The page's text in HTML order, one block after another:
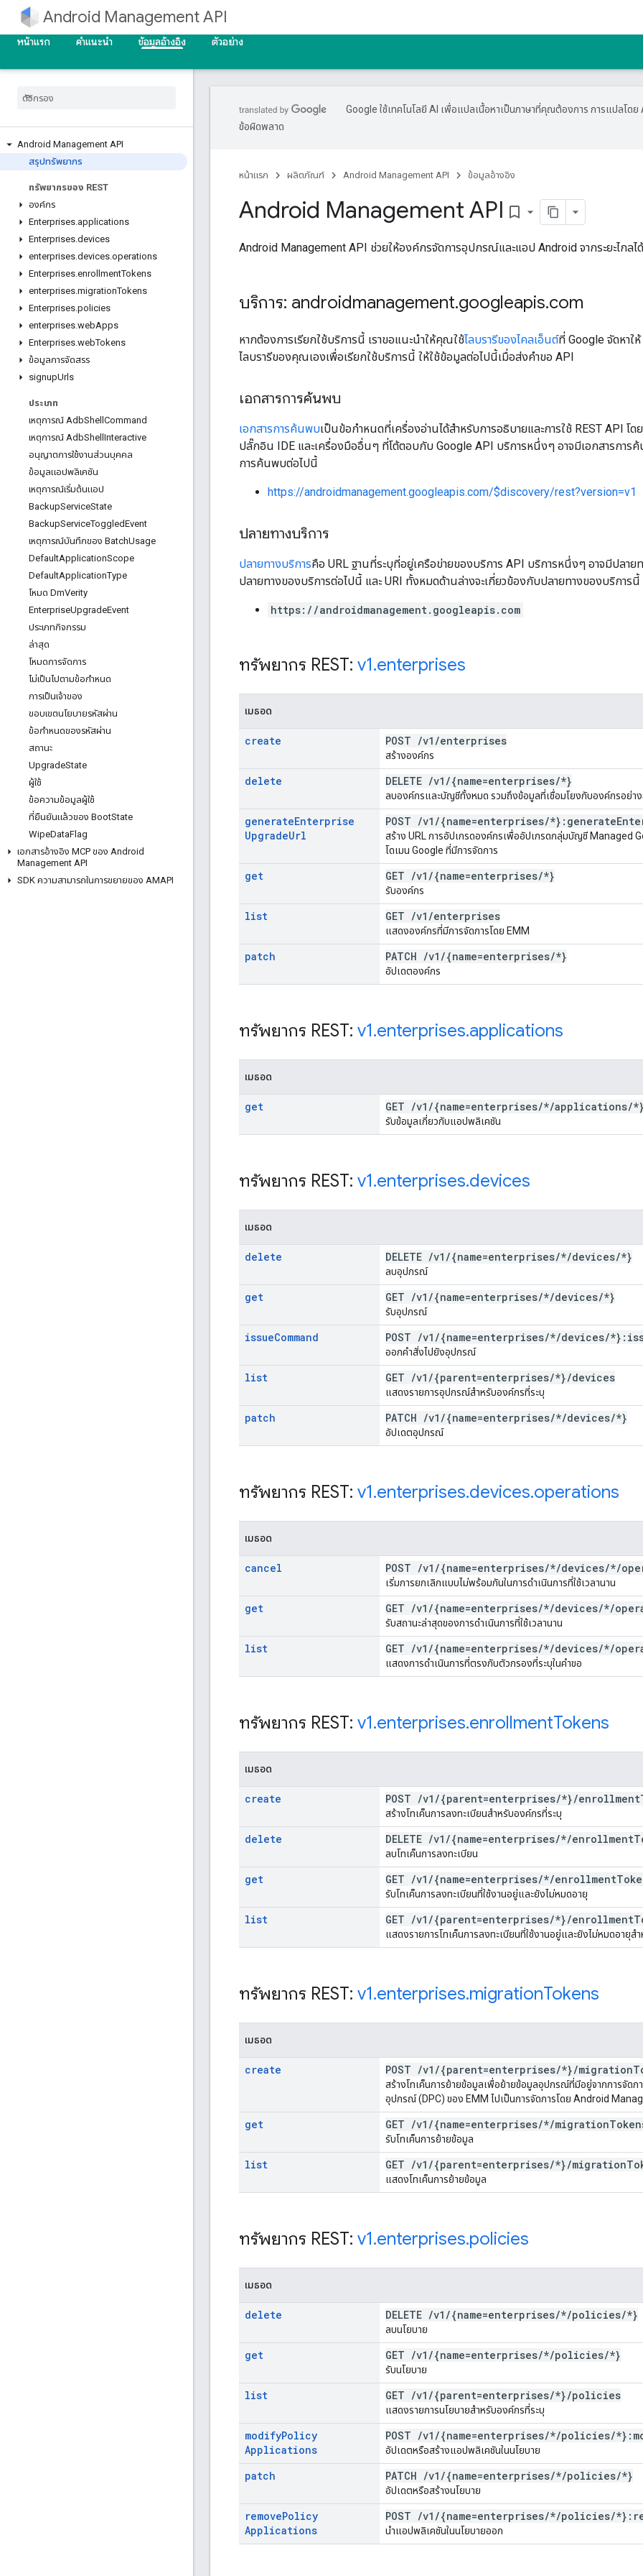
Android Management API
หน้าแรก คำแนะนำ ข้อมูลอ้างอิง ตัวอย่าง
Android Management API
สรุปทรัพยากร
ทรัพยากรของ REST
องค์กร
Enterprises.applications
Enterprises.devices
enterprises.devices.operations
Enterprises.enrollmentTokens
enterprises.migrationTokens
Enterprises.policies
enterprises.webApps
Enterprises.webTokens
ข้อมูลการจัดสรร
signupUrls
ประเภท
เหตุการณ์ AdbShell Command
เหตุการณ์ AdbShell Interactive
อนุญาตการใช้งานส่วนบุคคล
ข้อมูลแอปพลิเคชัน
เหตุการณ์เริ่มต้นแอป
BackupServiceState
BackupServiceToggledEvent
เหตุการณ์บันทึกของ BatchUsage
DefaultApplicationScope
DefaultApplicationType
โหมด DmVerity
EnterpriseUpgradeEvent
ประเภทกิจกรรม
ล่าสุด
โหมดการจัดการ
ไม่เป็นไปตามข้อกําหนด
การเป็นเจ้าของ
ขอบเขตนโยบายรหัสผ่าน
ข้อกําหนดของรหัสผ่าน
สถานะ
UpgradeState
ผู้ใช้
ข้อความข้อมูลผู้ใช้
ที่ยืนยันแล้วของ BootState
WipeDataFlag
เอกสารอ้างอิง MCP ของ Android
Management API
SDK ความสามารถในการขยายของ AMAPI
Google ใช้เทคโนโลยี AI เพื่อแปลเนื้อหาเป็นภาษาที่คุณต้องการ การแปลโดย
ข้อผิดพลาด
หน้าแรก ผลิตภัณฑ์ Android Management API ข้อมูลอ้างอิง
Android Management API bookmark_border
Android Management API ช่วยให้องค์กรจัดการอุปกรณ์และแอป Android จากระยะไกลได้
บริการ: androidmanagement.googleapis.com
หากต้องการเรียกใช้บริการนี้ เราขอแนะนำให้คุณใช้ไลบรารีของไคลเอ็นต์ที่ Google จัดหา
ไลบรารีของคุณเองเพื่อเรียกใช้บริการนี้ ให้ใช้ข้อมูลต่อไปนี้เมื่อส่งคำขอ API
เอกสารการค้นพบ
เอกสารการค้นพบเป็นข้อกำหนดที่เครื่องอ่านได้สำหรับการอธิบายและการใช้ REST API โด
ปลั๊กอิน IDE และเครื่องมืออื่นๆ ที่โต้ตอบกับ Google API บริการหนึ่งๆ อาจมีเอกสารการ
การค้นพบต่อไปนี้
https://androidmanagement.googleapis.com/$discovery/rest?version=v1
ปลายทางบริการ
ปลายทางบริการคือ URL ฐานที่ระบุที่อยู่เครือข่ายของบริการ API บริการหนึ่งๆ อาจมีปลาย
ปลายทางของบริการต่อไปนี้ และ URI ทั้งหมดด้านล่างจะเกี่ยวข้องกับปลายทางของบริการนี้
https://androidmanagement.googleapis.com
ทรัพยากร REST: v1.enterprises
เมธอด
create POST /v1 /enterprises
สร้างองค์กร
delete DELETE /v1 /{name=enterprises/*}
ลบองค์กรและบัญชีทั้งหมด รวมถึงข้อมูลที่เชื่อมโยงกับองค์กรอย่าง
generateEnterprise
UpgradeUrl
POST /v1 /{name=enterprises/*}:generate
สร้าง URL การอัปเกรดองค์กรเพื่ออัปเกรดกลุ่มบัญชี Managed
โดเมน Google ที่มีการจัดการ
get GET /v1 /{name=enterprises/*}
รับองค์กร
list GET /v1 /enterprises
แสดงองค์กรที่มีการจัดการโดย EMM
patch PATCH /v1 /{name=enterprises/*}
อัปเดตองค์กร
ทรัพยากร REST: v1.enterprises.applications
เมธอด
get GET /v1 /{name=enterprises/*/applications/
รับข้อมูลเกี่ยวกับแอปพลิเคชัน
ทรัพยากร REST: v1.enterprises.devices
เมธอด
delete DELETE /v1 /{name=enterprises/*/devices/*}
ลบอุปกรณ์
get GET /v1 /{name=enterprises/*/devices/*}
รับอุปกรณ์
issueCommand POST /v1 /{name=enterprises/*/devices/
ออกคำสั่งไปยังอุปกรณ์
list GET /v1 /{parent=enterprises/*}/devices
แสดงรายการอุปกรณ์สำหรับองค์กรที่ระบุ
patch PATCH /v1 /{name=enterprises/*/devices/*}
อัปเดตอุปกรณ์
ทรัพยากร REST: v1.enterprises.devices.operations
เมธอด
cancel POST /v1 /{name=enterprises/*/devices/*/
เริ่มการยกเลิกแบบไม่พร้อมกันในการดำเนินการที่ใช้เวลานาน
get GET /v1 /{name=enterprises/*/devices/*/
รับสถานะล่าสุดของการดำเนินการที่ใช้เวลานาน
list GET /v1 /{name=enterprises/*/devices/*/
แสดงการดำเนินการที่ตรงกับตัวกรองที่ระบุในคำขอ
ทรัพยากร REST: v1.enterprises.enrollmentTokens
เมธอด
create POST /v1 /{parent=enterprises/*}/enrollment
สร้างโทเค็นการลงทะเบียนสำหรับองค์กรที่ระบุ
delete DELETE /v1 /{name=enterprises/*/enrollment
ลบโทเค็นการลงทะเบียน
get GET /v1 /{name=enterprises/*/enrollment
รับโทเค็นการลงทะเบียนที่ใช้งานอยู่และยังไม่หมดอายุ
list GET /v1 /{parent=enterprises/*}/enrollment
แสดงรายการโทเค็นการลงทะเบียนที่ใช้งานอยู่และยังไม่หมดอายุส
ทรัพยากร REST: v1.enterprises.migrationTokens
เมธอด
create POST /v1 /{parent=enterprises/*}/migration
สร้างโทเค็นการย้ายข้อมูลเพื่อย้ายข้อมูลอุปกรณ์ที่มีอยู่จากการจัดก
อุปกรณ์ (DPC) ของ EMM ไปเป็นการจัดการโดย Android
get GET /v1 /{name=enterprises/*/migration
รับโทเค็นการย้ายข้อมูล
list GET /v1 /{parent=enterprises/*}/migration
แสดงโทเค็นการย้ายข้อมูล
ทรัพยากร REST: v1.enterprises.policies
เมธอด
delete DELETE /v1 /{name=enterprises/*/policies/*}
ลบนโยบาย
get GET /v1 /{name=enterprises/*/policies/*}
รับนโยบาย
list GET /v1 /{parent=enterprises/*}/policies
แสดงรายการนโยบายสำหรับองค์กรที่ระบุ
modifyPolicy
Applications
POST /v1 /{name=enterprises/*/policies/
อัปเดตหรือสร้างแอปพลิเคชันในนโยบาย
patch PATCH /v1 /{name=enterprises/*/policies/*}
อัปเดตหรือสร้างนโยบาย
removePolicy
Applications
POST /v1 /{name=enterprises/*/policies/
นำแอปพลิเคชันในนโยบายออก